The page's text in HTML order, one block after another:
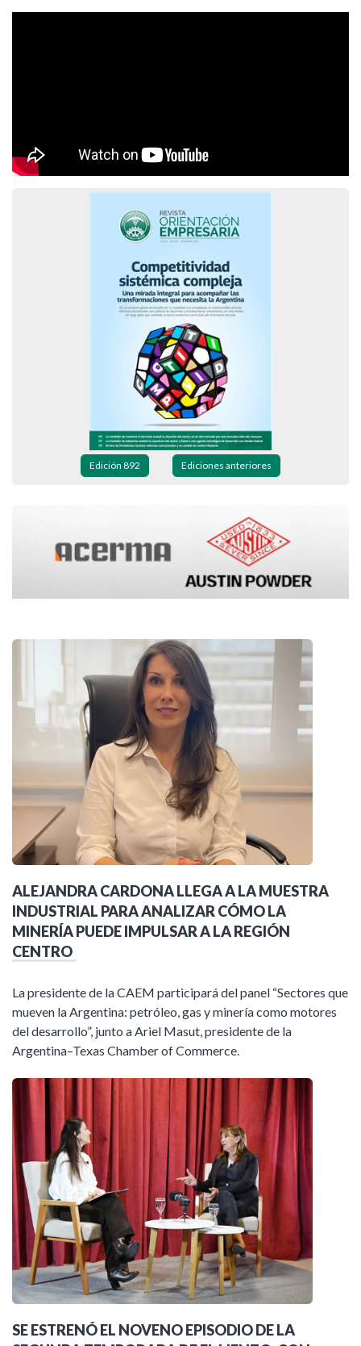
Edición 892 Ediciones anteriores
ALEJANDRA CARDONA LLEGA A LA MUESTRA
INDUSTRIAL PARA ANALIZAR CÓMO LA
MINERÍA PUEDE IMPULSAR A LA REGIÓN
CENTRO
La presidente de la CAEM participará del panel “Sectores que
mueven la Argentina: petróleo, gas y minería como motores
del desarrollo”, junto a Ariel Masut, presidente de la
Argentina–Texas Chamber of Commerce.
SE ESTRENÓ EL NOVENO EPISODIO DE LA